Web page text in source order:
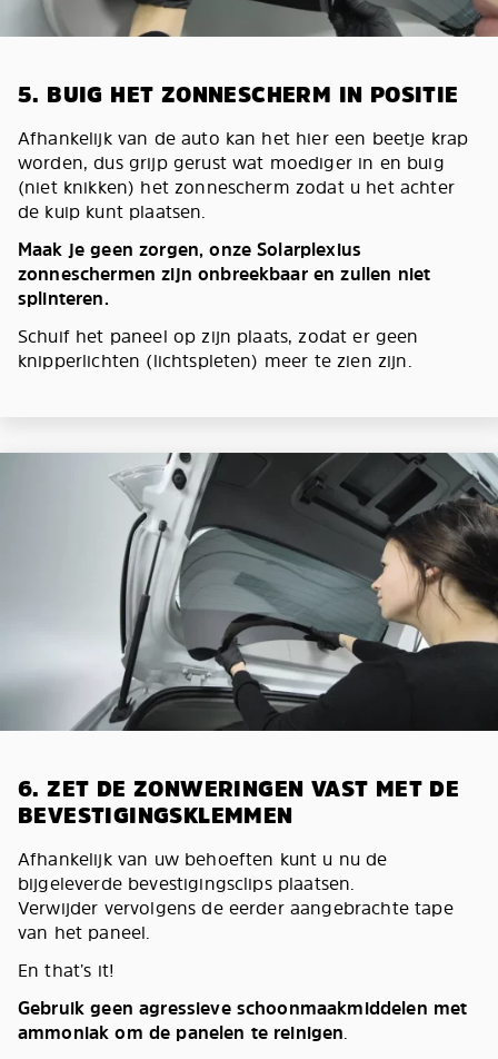
5. BUIG HET ZONNESCHERM IN POSITIE
Afhankelijk van de auto kan het hier een beetje krap
worden, dus grijp gerust wat moediger in en buig
(niet knikken) het zonnescherm zodat u het achter
de kuip kunt plaatsen.
Maak je geen zorgen, onze Solarplexius
zonneschermen zijn onbreekbaar en zullen niet
splinteren.
Schuif het paneel op zijn plaats, zodat er geen
knipperlichten (lichtspleten) meer te zien zijn.
6. ZET DE ZONWERINGEN VAST MET DE
BEVESTIGINGSKLEMMEN
Afhankelijk van uw behoeften kunt u nu de
bijgeleverde bevestigingsclips plaatsen.
Verwijder vervolgens de eerder aangebrachte tape
van het paneel.
En that’s it!
Gebruik geen agressieve schoonmaakmiddelen met
ammoniak om de panelen te reinigen.